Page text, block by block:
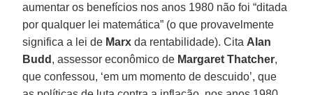
aumentar os benefícios nos anos 1980 não foi “ditada
por qualquer lei matemática” (o que provavelmente
significa a lei de Marx da rentabilidade). Cita Alan
Budd , assessor econômico de Margaret Thatcher,
que confessou, ‘em um momento de descuido’, que